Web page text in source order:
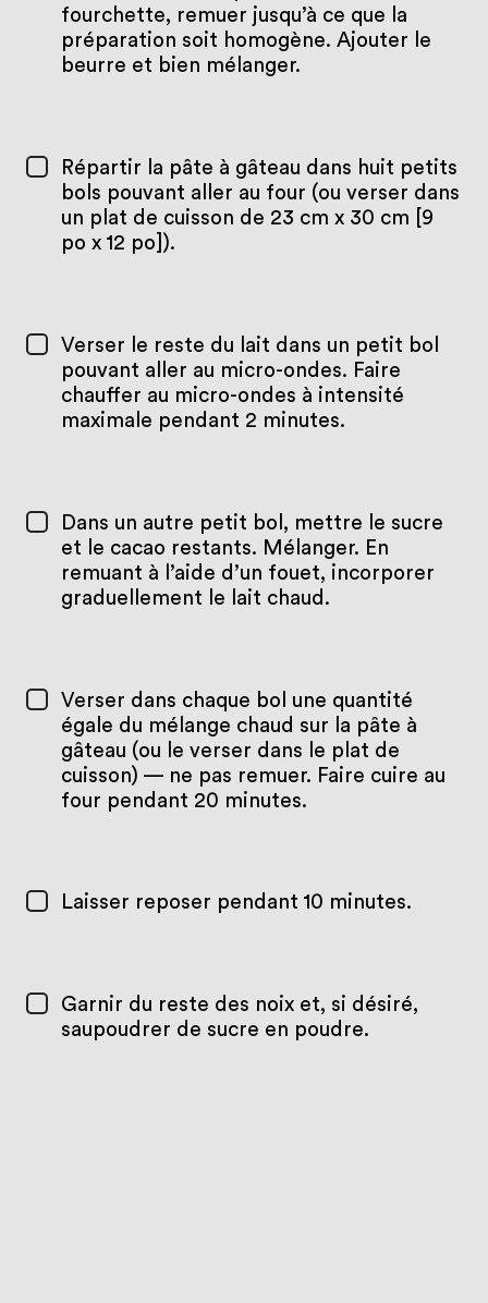
fourchette, remuer jusqu’à ce que la
préparation soit homogène. Ajouter le
beurre et bien mélanger.
Répartir la pâte à gâteau dans huit petits
bols pouvant aller au four (ou verser dans
un plat de cuisson de 23 cm x 30 cm [9
po x 12 po]).
Verser le reste du lait dans un petit bol
pouvant aller au micro-ondes. Faire
chauffer au micro-ondes à intensité
maximale pendant 2 minutes.
Dans un autre petit bol, mettre le sucre
et le cacao restants. Mélanger. En
remuant à l’aide d’un fouet, incorporer
graduellement le lait chaud.
Verser dans chaque bol une quantité
égale du mélange chaud sur la pâte à
gâteau (ou le verser dans le plat de
cuisson) — ne pas remuer. Faire cuire au
four pendant 20 minutes.
Laisser reposer pendant 10 minutes.
Garnir du reste des noix et, si désiré,
saupoudrer de sucre en poudre.